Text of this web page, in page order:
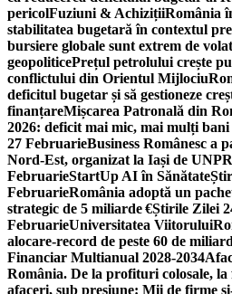
pericolFuziuni & AchizițiiRomânia
stabilitatea bugetară în contextul
bursiere globale sunt extrem de
geopoliticePrețul petrolului crește
conflictului din Orientul Mijlociu
deficitul bugetar și să gestioneze
finanțareMișcarea Patronală din
2026: deficit mai mic, mai mulți
27 FebruarieBusiness Românesc a
Nord-Est, organizat la Iași de UNPR
FebruarieStartUp AI în Sănătate
FebruarieRomânia adoptă un
strategic de 5 miliarde €Știrile Zilei
FebruarieUniversitatea Viitorului
alocare-record de peste 60 de
Financiar Multianual 2028-2034
România. De la profituri colosale,
afaceri, sub presiune: Mii de firme